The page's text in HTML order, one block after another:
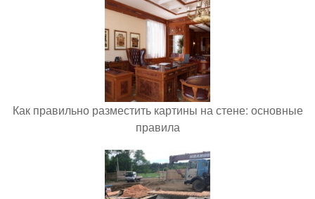
Как правильно разместить картины на стене: основные
правила